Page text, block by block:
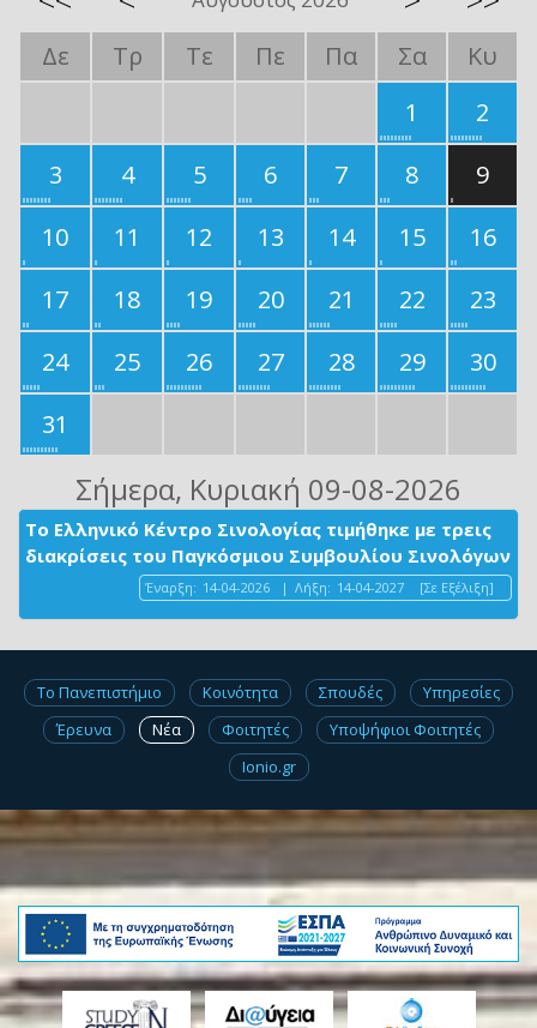
Δε Τρ Τε Πε Πα Σα
Κυ
1
2
3
4 5 6 7 8
9
10
11 12 13 14 15
16
17
18 19 20 21 22
23
24
25 26 27 28 29
30
31
Σήμερα, Κυριακή 09-08-2026
Το Ελληνικό Κέντρο Σινολογίας τιμήθηκε με τρεις
διακρίσεις του Παγκόσμιου Συμβουλίου Σινολόγων
Έναρξη: 14-04-2026 | Λήξη: 14-04-2027 [Σε Εξέλιξη]
Το Πανεπιστήμιο Κοινότητα Σπουδές
Υπηρεσίες
Έρευνα
Νέα Φοιτητές
Υποψήφιοι Φοιτητές
Ionio.gr